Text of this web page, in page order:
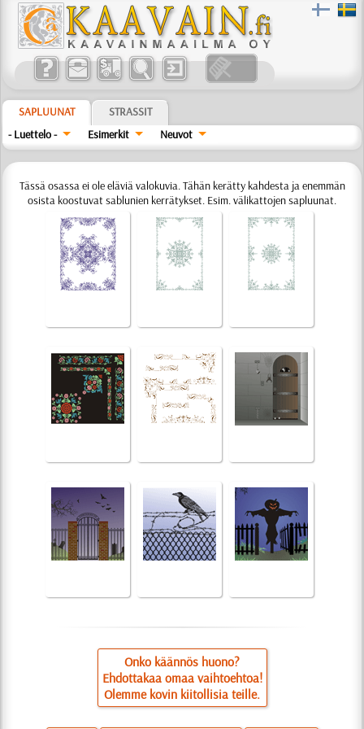
SAPLUUNAT
STRASSIT
- Luettelo -
Esimerkit Neuvot
Tässä osassa ei ole eläviä valokuvia. Tähän kerätty kahdesta ja enemmän
osista koostuvat sablunien kerrätykset. Esim. välikattojen sapluunat.
Onko käännös huono?
Ehdottakaa omaa vaihtoehtoa!
Olemme kovin kiitollisia teille.